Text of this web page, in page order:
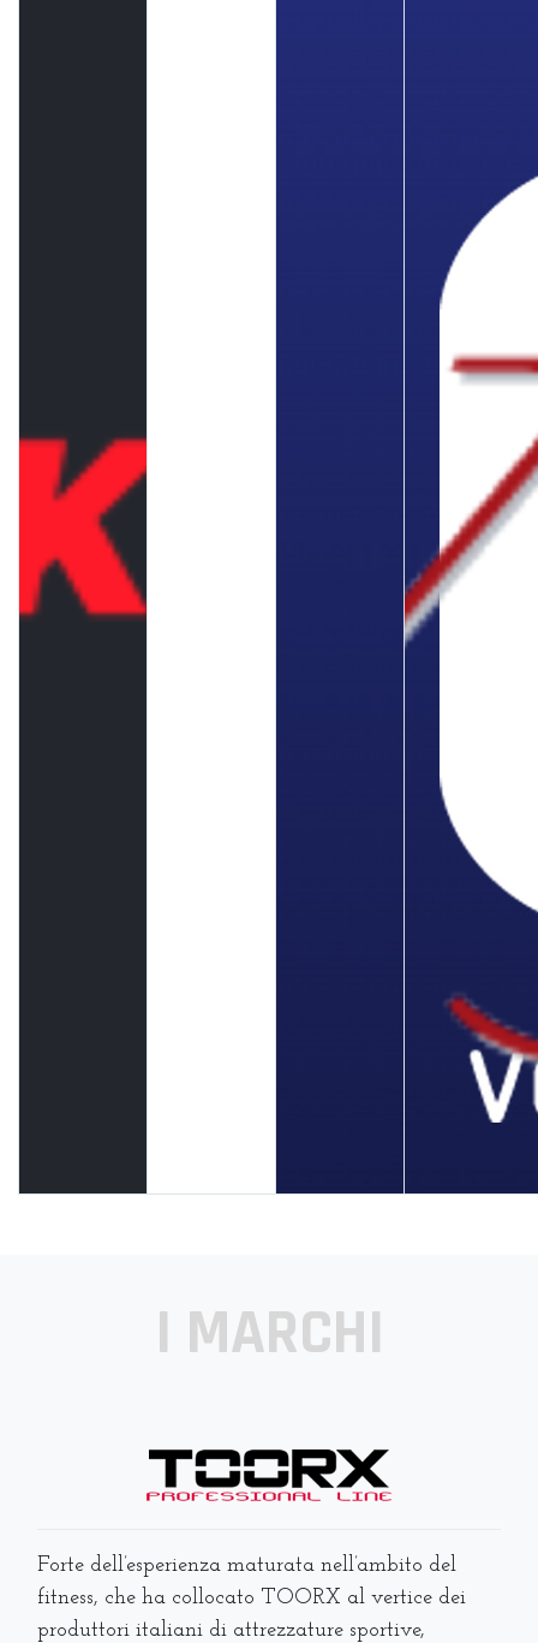
I MARCHI
Forte dell’esperienza maturata nell’ambito del
fitness, che ha collocato TOORX al vertice dei
produttori italiani di attrezzature sportive,